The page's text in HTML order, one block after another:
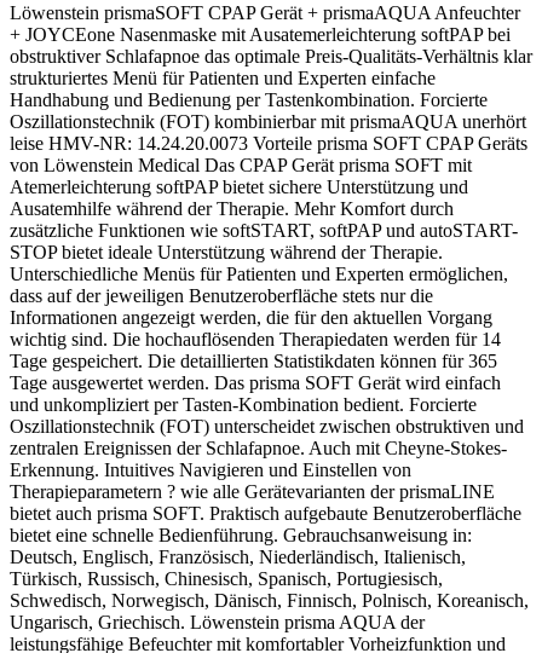
Löwenstein prismaSOFT CPAP Gerät + prismaAQUA Anfeuchter
+ JOYCEone Nasenmaske mit Ausatemerleichterung softPAP bei
obstruktiver Schlafapnoe das optimale Preis-Qualitäts-Verhältnis klar
strukturiertes Menü für Patienten und Experten einfache
Handhabung und Bedienung per Tastenkombination. Forcierte
Oszillationstechnik (FOT) kombinierbar mit prismaAQUA unerhört
leise HMV-NR: 14.24.20.0073 Vorteile prisma SOFT CPAP Geräts
von Löwenstein Medical Das CPAP Gerät prisma SOFT mit
Atemerleichterung softPAP bietet sichere Unterstützung und
Ausatemhilfe während der Therapie. Mehr Komfort durch
zusätzliche Funktionen wie softSTART, softPAP und autoSTART-
STOP bietet ideale Unterstützung während der Therapie.
Unterschiedliche Menüs für Patienten und Experten ermöglichen,
dass auf der jeweiligen Benutzeroberfläche stets nur die
Informationen angezeigt werden, die für den aktuellen Vorgang
wichtig sind. Die hochauflösenden Therapiedaten werden für 14
Tage gespeichert. Die detaillierten Statistikdaten können für 365
Tage ausgewertet werden. Das prisma SOFT Gerät wird einfach
und unkompliziert per Tasten-Kombination bedient. Forcierte
Oszillationstechnik (FOT) unterscheidet zwischen obstruktiven und
zentralen Ereignissen der Schlafapnoe. Auch mit Cheyne-Stokes-
Erkennung. Intuitives Navigieren und Einstellen von
Therapieparametern ? wie alle Gerätevarianten der prismaLINE
bietet auch prisma SOFT. Praktisch aufgebaute Benutzeroberfläche
bietet eine schnelle Bedienführung. Gebrauchsanweisung in:
Deutsch, Englisch, Französisch, Niederländisch, Italienisch,
Türkisch, Russisch, Chinesisch, Spanisch, Portugiesisch,
Schwedisch, Norwegisch, Dänisch, Finnisch, Polnisch, Koreanisch,
Ungarisch, Griechisch. Löwenstein prisma AQUA der
leistungsfähige Befeuchter mit komfortabler Vorheizfunktion und